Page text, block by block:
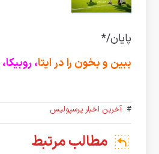
پایان/*
ببین و بخون را در ایتا، روبیکا،
# آخرین اخبار پرسپولیس
مطالب مرتبط